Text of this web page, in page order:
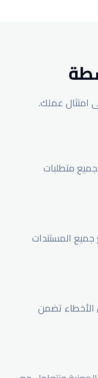
عملك.
متطلبات
المستندات
الأخطاء تضمن